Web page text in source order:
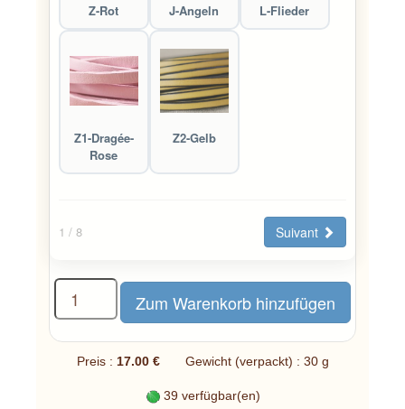
Z-Rot J-Angeln L-Flieder
Z1-Dragée-
Rose
Z2-Gelb
1 / 8 Suivant
Preis : 17.00 € Gewicht (verpackt) : 30 g
39 verfügbar(en)